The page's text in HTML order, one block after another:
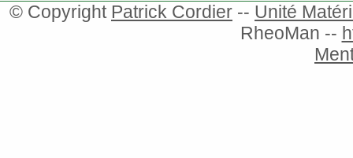
© Copyright Patrick Cordier -- Unité
RheoMan --